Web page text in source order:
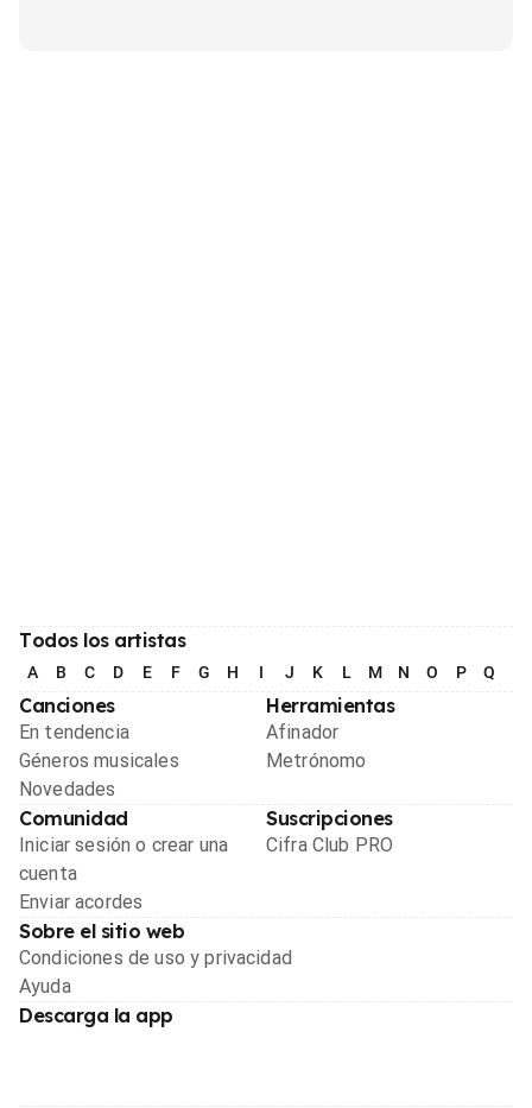
Todos los artistas
A B C D E F G H I J K L M N O P Q
Canciones
En tendencia
Géneros musicales
Novedades
Herramientas
Afinador
Metrónomo
Comunidad
Iniciar sesión o crear una
cuenta
Enviar acordes
Suscripciones
Cifra Club PRO
Sobre el sitio web
Condiciones de uso y privacidad
Ayuda
Descarga la app